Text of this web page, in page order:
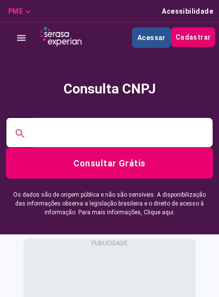
PME Acessibilidade
Acessar Cadastrar
Consulta CNPJ
Consultar Grátis
Os dados são de origem pública e não são sensíveis. A disponibilização
das informações observa a legislação brasileira e o direito de acesso à
informação. Para mais informações, Clique aqui.